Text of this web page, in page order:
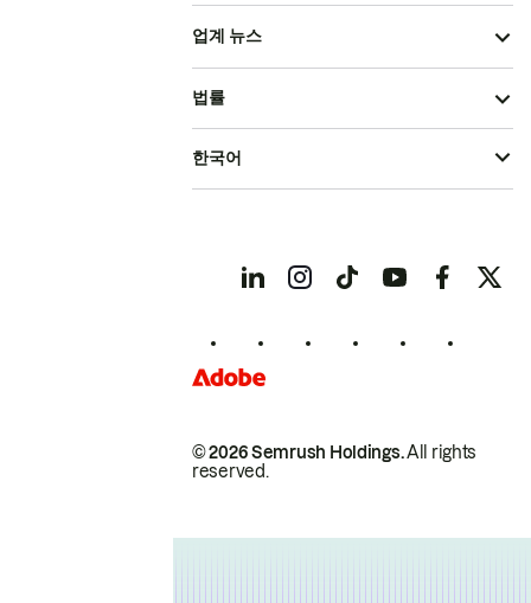
업계 뉴스
© 2026 Semrush Holdings.All rights
reserved.
법률
한국어